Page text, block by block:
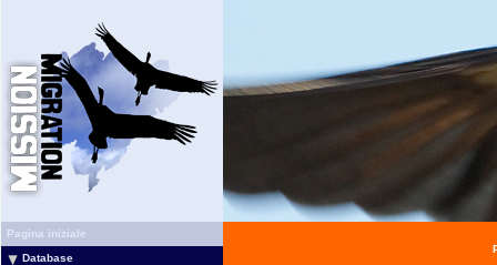
Pagina iniziale
Database